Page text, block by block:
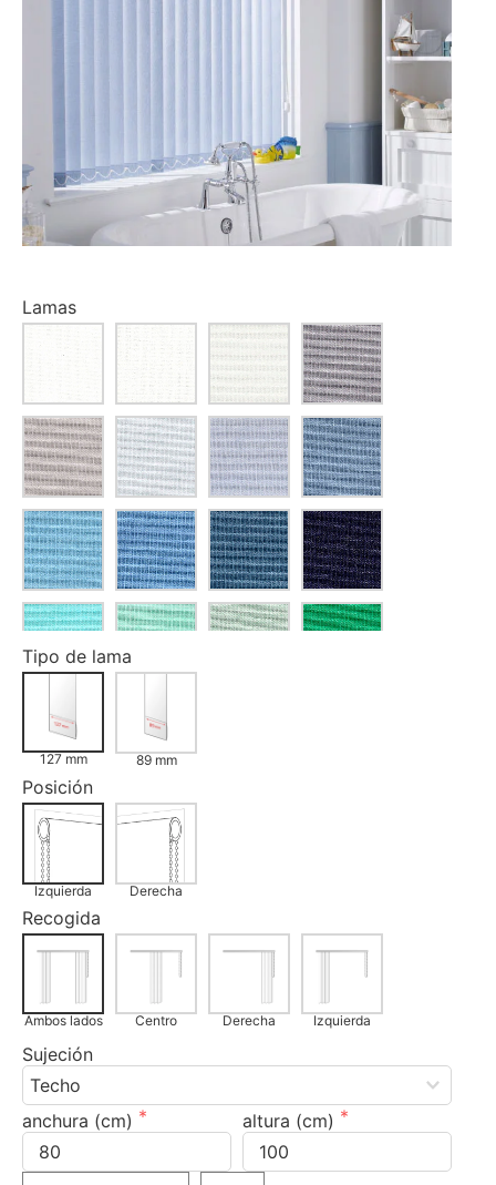
Lamas
Tipo de lama
127 mm 89 mm
Posición
Izquierda Derecha
Recogida
Ambos lados Centro Derecha Izquierda
Sujeción
anchura (cm) altura (cm)